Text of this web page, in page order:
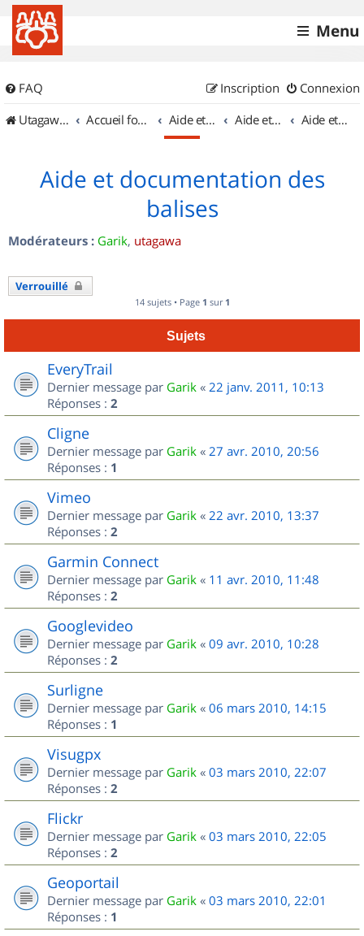
Menu
FAQ Connexion
Inscription
UtagawaVTT (Randos VTT et VTTAE avec traces GPS)
Accueil forum Aide et documentation Aide et documentation Aide et documentation des balises
Aide et documentation des
balises
Modérateurs : Garik, utagawa
Verrouillé
14 sujets • Page 1 sur 1
Sujets
EveryTrail
Dernier message par Garik « 22 janv. 2011, 10:13
Réponses : 2
Cligne
Dernier message par Garik « 27 avr. 2010, 20:56
Réponses : 1
Vimeo
Dernier message par Garik « 22 avr. 2010, 13:37
Réponses : 2
Garmin Connect
Dernier message par Garik « 11 avr. 2010, 11:48
Réponses : 2
Googlevideo
Dernier message par Garik « 09 avr. 2010, 10:28
Réponses : 2
Surligne
Dernier message par Garik « 06 mars 2010, 14:15
Réponses : 1
Visugpx
Dernier message par Garik « 03 mars 2010, 22:07
Réponses : 2
Flickr
Dernier message par Garik « 03 mars 2010, 22:05
Réponses : 2
Geoportail
Dernier message par Garik « 03 mars 2010, 22:01
Réponses : 1